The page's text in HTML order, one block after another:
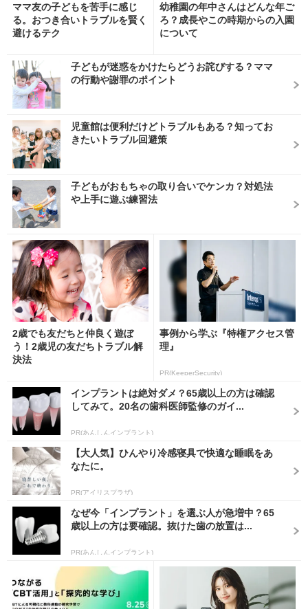
ママ友の子どもを苦手に感じ
る。おつき合いトラブルを賢く
避けるテク
幼稚園の年中さんはどんな年ご
ろ？成長やこの時期からの入園
について
子どもが迷惑をかけたらどうお詫びする？ママ
の行動や謝罪のポイント
児童館は便利だけどトラブルもある？知ってお
きたいトラブル回避策
子どもがおもちゃの取り合いでケンカ？対処法
や上手に遊ぶ練習法
2歳でも友だちと仲良く遊ぼ
う！2歳児の友だちトラブル解
決法
事例から学ぶ『特権アクセス管
理』
PR(KeeperSecurity)
インプラントは絶対ダメ？65歳以上の方は確認
してみて。20名の歯科医師監修のガイ...
PR(あんしんインプラント)
【大人気】ひんやり冷感寝具で快適な睡眠をあ
なたに。
PR(アイリスプラザ)
なぜ今「インプラント」を選ぶ人が急増中？65
歳以上の方は要確認。抜けた歯の放置は...
PR(あんしんインプラント)